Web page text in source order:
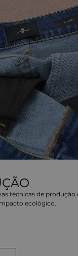
técnicas de produção
ecológico.